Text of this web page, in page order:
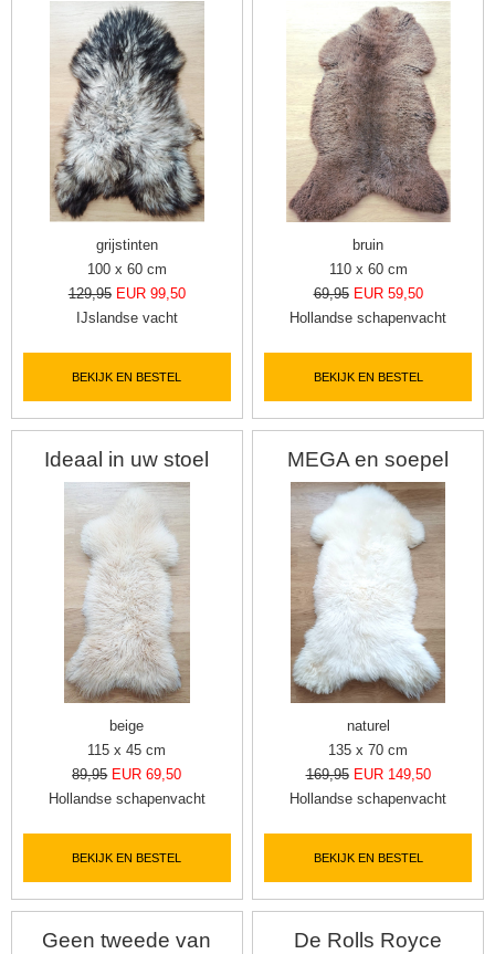
grijstinten
100 x 60 cm
129,95 EUR 99,50
IJslandse vacht
BEKIJK EN BESTEL
bruin
110 x 60 cm
69,95 EUR 59,50
Hollandse schapenvacht
BEKIJK EN BESTEL
Ideaal in uw stoel
beige
115 x 45 cm
89,95 EUR 69,50
Hollandse schapenvacht
BEKIJK EN BESTEL
MEGA en soepel
naturel
135 x 70 cm
169,95 EUR 149,50
Hollandse schapenvacht
BEKIJK EN BESTEL
Geen tweede van De Rolls Royce